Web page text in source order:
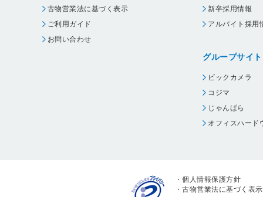
古物営業法に基づく表示
ご利用ガイド
お問い合わせ
新卒採用情報
アルバイト採用
グループサイト
ビックカメラ
コジマ
じゃんぱら
オフィスハード
・個人情報保護方針
・古物営業法に基づく表示